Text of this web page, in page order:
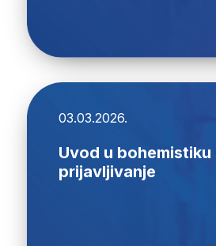
03.03.2026.
Uvod u bohemistiku
prijavljivanje